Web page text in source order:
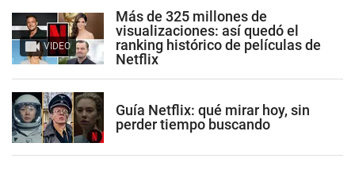
VIDEO
Más de 325 millones de
visualizaciones: así quedó el
ranking histórico de películas de
Netflix
Guía Netflix: qué mirar hoy, sin
perder tiempo buscando